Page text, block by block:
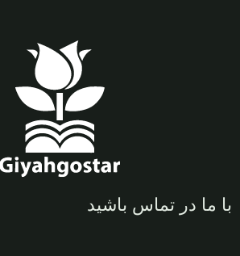
با ما در تماس باشید